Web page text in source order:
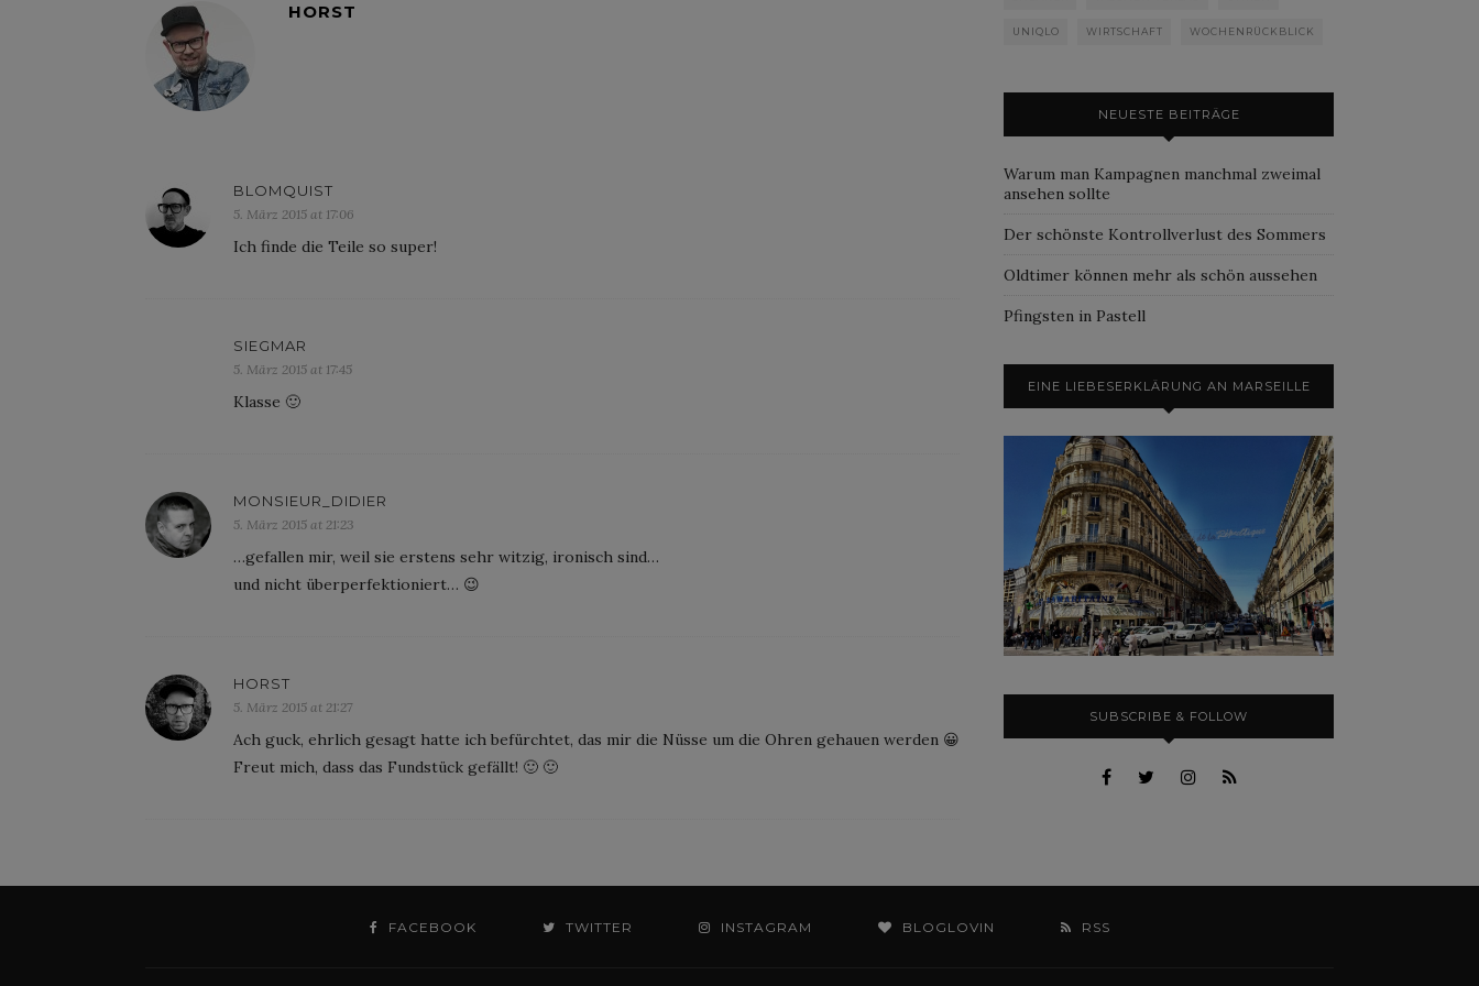
HORST
BLOMQUIST
5. März 2015 at 17:06
Ich finde die Teile so super!
SIEGMAR
5. März 2015 at 17:45
Klasse 🙂
MONSIEUR_DIDIER
5. März 2015 at 21:23
…gefallen mir, weil sie erstens sehr witzig, ironisch sind…
und nicht überperfektioniert… 😉
HORST
5. März 2015 at 21:27
Ach guck, ehrlich gesagt hatte ich befürchtet, das mir die Nüsse um die Ohren gehauen werden 😀
Freut mich, dass das Fundstück gefällt! 🙂 🙂
UNIQLO WIRTSCHAFT WOCHENRÜCKBLICK
NEUESTE BEITRÄGE
Warum man Kampagnen manchmal zweimal
ansehen sollte
Der schönste Kontrollverlust des Sommers
Oldtimer können mehr als schön aussehen
Pfingsten in Pastell
EINE LIEBESERKLÄRUNG AN MARSEILLE
SUBSCRIBE & FOLLOW
FACEBOOK TWITTER INSTAGRAM BLOGLOVIN RSS